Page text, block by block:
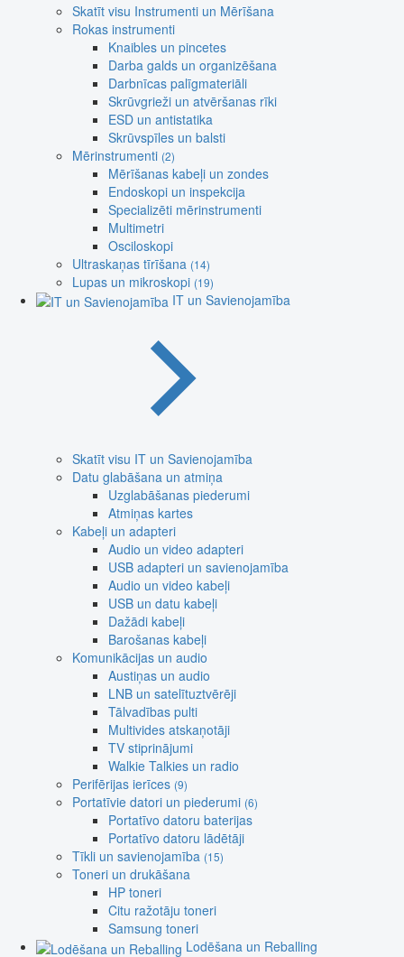
Skatīt visu Instrumenti un Mērīšana
Rokas instrumenti
Knaibles un pincetes
Darba galds un organizēšana
Darbnīcas palīgmateriāli
Skrūvgrieži un atvēršanas rīki
ESD un antistatika
Skrūvspīles un balsti
Mērinstrumenti (2)
Mērīšanas kabeļi un zondes
Endoskopi un inspekcija
Specializēti mērinstrumenti
Multimetri
Osciloskopi
Ultraskaņas tīrīšana (14)
Lupas un mikroskopi (19)
IT un Savienojamība
Skatīt visu IT un Savienojamība
Datu glabāšana un atmiņa
Uzglabāšanas piederumi
Atmiņas kartes
Kabeļi un adapteri
Audio un video adapteri
USB adapteri un savienojamība
Audio un video kabeļi
USB un datu kabeļi
Dažādi kabeļi
Barošanas kabeļi
Komunikācijas un audio
Austiņas un audio
LNB un satelītuztvērēji
Tālvadības pulti
Multivides atskaņotāji
TV stiprinājumi
Walkie Talkies un radio
Perifērijas ierīces (9)
Portatīvie datori un piederumi (6)
Portatīvo datoru baterijas
Portatīvo datoru lādētāji
Tīkli un savienojamība (15)
Toneri un drukāšana
HP toneri
Citu ražotāju toneri
Samsung toneri
Lodēšana un Reballing